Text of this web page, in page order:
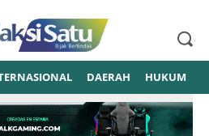
DAERAH HUKUM